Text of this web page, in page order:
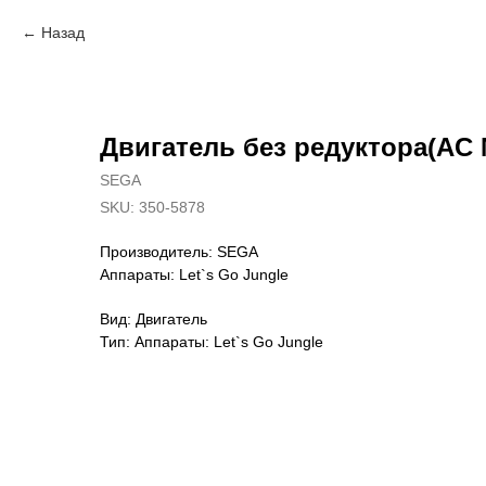
Назад
Двигатель без редуктора(AC
SEGA
SKU: 350-5878
Производитель: SEGA
Аппараты: Let`s Go Jungle
Вид: Двигатель
Тип: Аппараты: Let`s Go Jungle